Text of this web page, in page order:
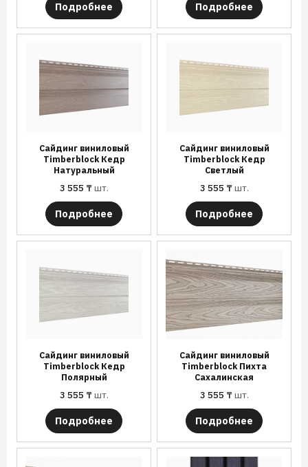
Подробнее Подробнее
Сайдинг виниловый
Timberblock Кедр
Натуральный
3 555 ₸шт.
Подробнее
Сайдинг виниловый
Timberblock Кедр
Светлый
3 555 ₸шт.
Подробнее
Сайдинг виниловый
Timberblock Кедр
Полярный
3 555 ₸шт.
Подробнее
Сайдинг виниловый
Timberblock Пихта
Сахалинская
3 555 ₸шт.
Подробнее